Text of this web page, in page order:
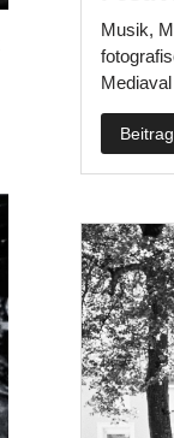
Musik,